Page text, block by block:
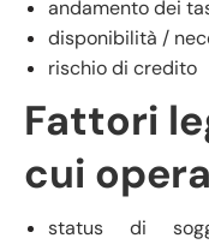
andamento dei
disponibilità /
rischio di credito
Fattori
cui
status di